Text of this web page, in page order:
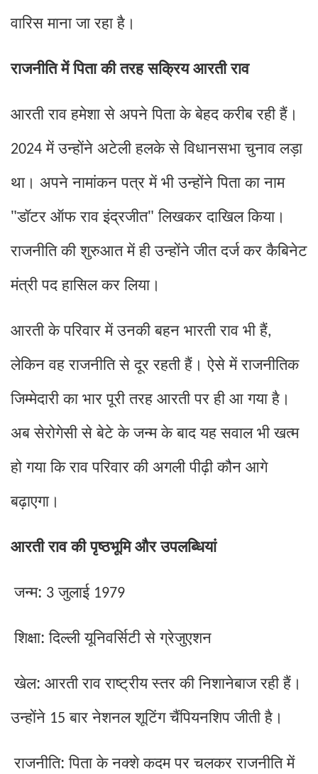
वारिस माना जा रहा है।
राजनीति में पिता की तरह सक्रिय आरती राव
आरती राव हमेशा से अपने पिता के बेहद करीब रही हैं।
2024 में उन्होंने अटेली हलके से विधानसभा चुनाव लड़ा
था। अपने नामांकन पत्र में भी उन्होंने पिता का नाम
"डॉटर ऑफ राव इंद्रजीत" लिखकर दाखिल किया।
राजनीति की शुरुआत में ही उन्होंने जीत दर्ज कर कैबिनेट
मंत्री पद हासिल कर लिया।
आरती के परिवार में उनकी बहन भारती राव भी हैं,
लेकिन वह राजनीति से दूर रहती हैं। ऐसे में राजनीतिक
जिम्मेदारी का भार पूरी तरह आरती पर ही आ गया है।
अब सेरोगेसी से बेटे के जन्म के बाद यह सवाल भी खत्म
हो गया कि राव परिवार की अगली पीढ़ी कौन आगे
बढ़ाएगा।
आरती राव की पृष्ठभूमि और उपलब्धियां
जन्म: 3 जुलाई 1979
शिक्षा: दिल्ली यूनिवर्सिटी से ग्रेजुएशन
खेल: आरती राव राष्ट्रीय स्तर की निशानेबाज रही हैं।
उन्होंने 15 बार नेशनल शूटिंग चैंपियनशिप जीती है।
राजनीति: पिता के नक्शे कदम पर चलकर राजनीति में